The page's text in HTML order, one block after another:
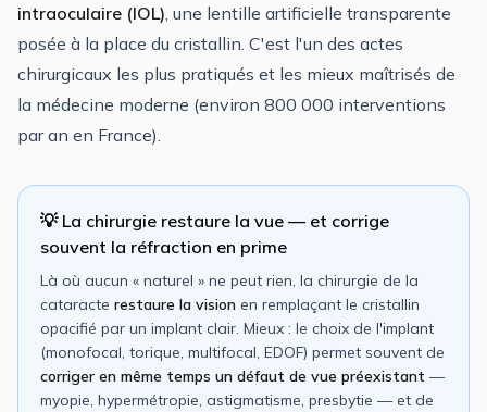
intraoculaire (IOL) , une lentille artificielle transparente
posée à la place du cristallin. C'est l'un des actes
chirurgicaux les plus pratiqués et les mieux maîtrisés de
la médecine moderne (environ 800 000 interventions
par an en France).
💡 La chirurgie restaure la vue — et corrige
souvent la réfraction en prime
Là où aucun « naturel » ne peut rien, la chirurgie de la
cataracte restaure la vision en remplaçant le cristallin
opacifié par un implant clair. Mieux : le choix de l'implant
(monofocal, torique, multifocal, EDOF) permet souvent de
corriger en même temps un défaut de vue préexistant —
myopie, hypermétropie, astigmatisme, presbytie — et de